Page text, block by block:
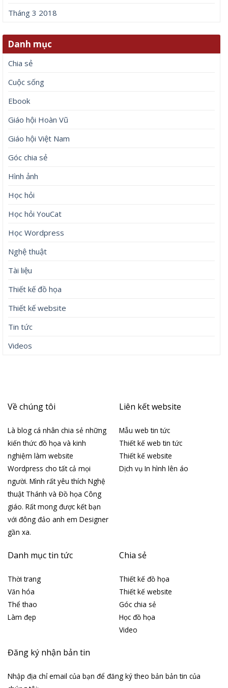
Tháng 3 2018
Danh mục
Chia sẻ
Cuộc sống
Ebook
Giáo hội Hoàn Vũ
Giáo hội Việt Nam
Góc chia sẻ
Hình ảnh
Học hỏi
Học hỏi YouCat
Học Wordpress
Nghệ thuật
Tài liệu
Thiết kế đồ họa
Thiết kế website
Tin tức
Videos
Về chúng tôi
Là blog cá nhân chia sẻ những
kiến thức đồ họa và kinh
nghiệm làm website
Wordpress cho tất cả mọi
người. Mình rất yêu thích Nghệ
thuật Thánh và Đồ họa Công
giáo. Rất mong được kết bạn
với đông đảo anh em Designer
gần xa.
Liên kết website
Mẫu web tin tức
Thiết kế web tin tức
Thiết kế website
Dịch vụ In hình lên áo
Danh mục tin tức
Thời trang
Văn hóa
Thể thao
Làm đẹp
Chia sẻ
Thiết kế đồ họa
Thiết kế website
Góc chia sẻ
Học đồ họa
Video
Đăng ký nhận bản tin
Nhập địa chỉ email của bạn để đăng ký theo bản bản tin của